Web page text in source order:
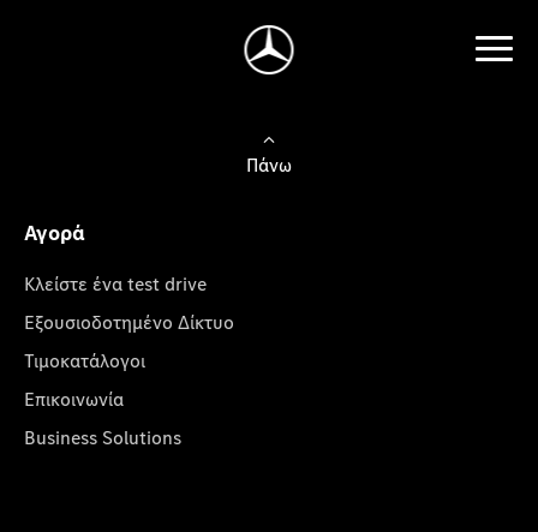
Πάνω
Αγορά
Κλείστε ένα test drive
Εξουσιοδοτημένο Δίκτυο
Τιμοκατάλογοι
Επικοινωνία
Business Solutions